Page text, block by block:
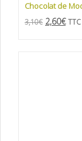
Chocolat de
3,10€ 2,60€ TTC